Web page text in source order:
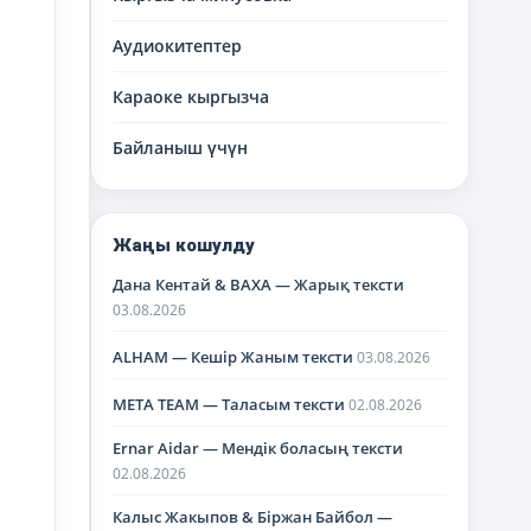
Аудиокитептер
Караоке кыргызча
Байланыш үчүн
Жаңы кошулду
Дана Кентай & BAXA — Жарық тексти
03.08.2026
ALHAM — Кешір Жаным тексти 03.08.2026
META TEAM — Таласым тексти 02.08.2026
Ernar Aidar — Мендік боласың тексти
02.08.2026
Калыс Жакыпов & Біржан Байбол —